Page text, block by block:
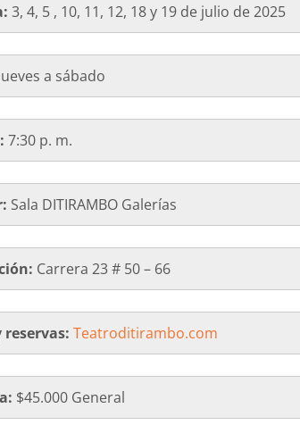
3, 4, 5 , 10, 11, 12, 18 y 19 de julio de 2025
a sábado
7:30 p. m.
Sala DITIRAMBO Galerías
Carrera 23 # 50 – 66
reservas: Teatroditirambo.com
$45.000 General